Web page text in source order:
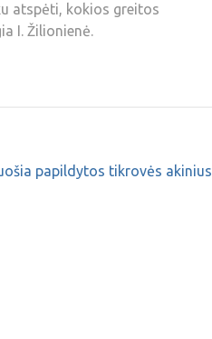
atspėti, kokios greitos
I. Žilionienė.
papildytos tikrovės akinius